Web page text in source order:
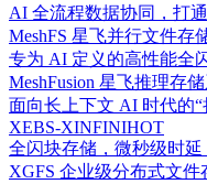
AI 全流程数据协同，打
MeshFS 星飞并行文件存
专为 AI 定义的高性能全
MeshFusion 星飞推理存
面向长上下文 AI 时代的“
XEBS-XINFINIHOT
全闪块存储，微秒级时
XGFS 企业级分布式文件